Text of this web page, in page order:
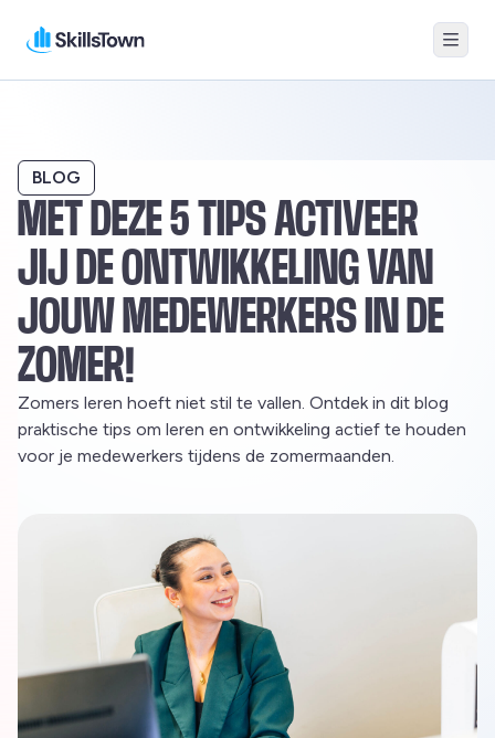
Menu
MET DEZE 5 TIPS ACTIVEER
JIJ DE ONTWIKKELING VAN
JOUW MEDEWERKERS IN DE
ZOMER!
BLOG
Zomers leren hoeft niet stil te vallen. Ontdek in dit blog
praktische tips om leren en ontwikkeling actief te houden
voor je medewerkers tijdens de zomermaanden.